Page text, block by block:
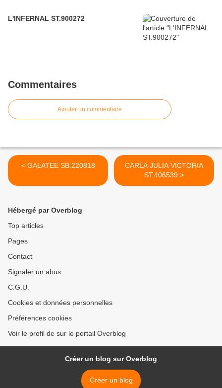
L'INFERNAL ST.900272
Commentaires
Ajouter un commentaire
< GALATEE SB.220818
CARLA JULIA VICTORIA
ST.406539 >
Hébergé par Overblog
Top articles
Pages
Contact
Signaler un abus
C.G.U.
Cookies et données personnelles
Préférences cookies
Voir le profil de sur le portail Overblog
Créer un blog sur Overblog
Créer un blog